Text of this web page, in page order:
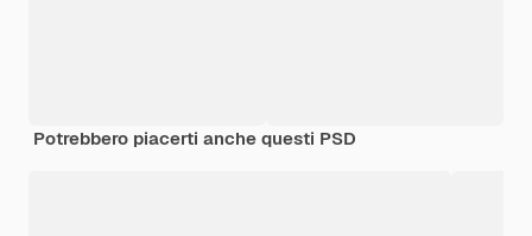
Potrebbero piacerti anche questi PSD